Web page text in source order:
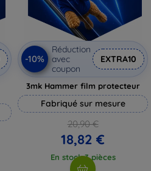
-10%
Réduction
avec
coupon
EXTRA10
3mk Hammer film protecteur
Fabriqué sur mesure
20,90 €
18,82 €
En stock 3 pièces